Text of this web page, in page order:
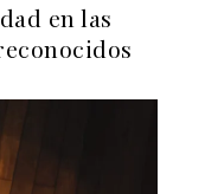
en las